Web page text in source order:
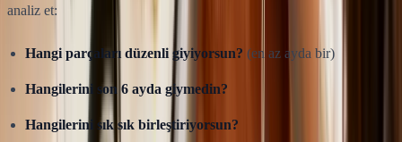
analiz et:
Hangi parçaları düzenli giyiyorsun? (en az ayda bir)
Hangilerini son 6 ayda giymedin?
Hangilerini sık sık birleştiriyorsun?